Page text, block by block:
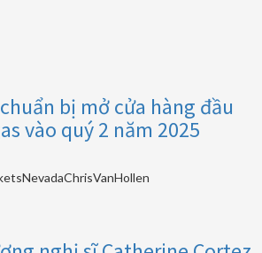
bị mở cửa hàng đầu
vào quý 2 năm 2025